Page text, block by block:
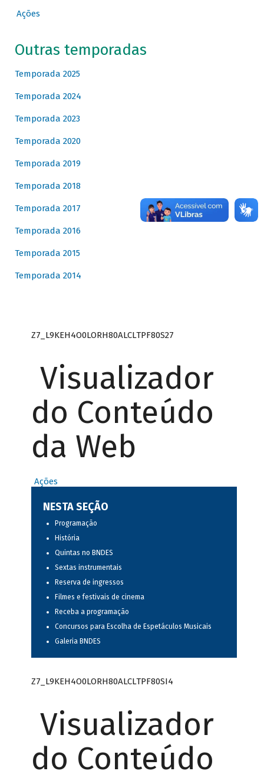
Ações
Outras temporadas
Temporada 2025
Temporada 2024
Temporada 2023
Temporada 2020
Temporada 2019
Temporada 2018
Temporada 2017
Temporada 2016
Temporada 2015
Temporada 2014
Z7_L9KEH4O0LORH80ALCLTPF80S27
Visualizador
do Conteúdo
da Web
Ações
NESTA SEÇÃO
Programação
História
Quintas no BNDES
Sextas instrumentais
Reserva de ingressos
Filmes e festivais de cinema
Receba a programação
Concursos para Escolha de Espetáculos Musicais
Galeria BNDES
Z7_L9KEH4O0LORH80ALCLTPF80SI4
Visualizador
do Conteúdo